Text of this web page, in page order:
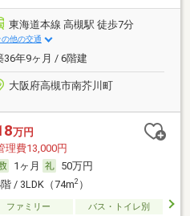
東海道本線 高槻駅 徒歩7分
の他の交通
36年9ヶ月 / 6階建
大阪府高槻市南芥川町
万円
理費13,000円
1ヶ月
50万円
/ 3LDK（74m2）
ファミリー
バス・トイレ別